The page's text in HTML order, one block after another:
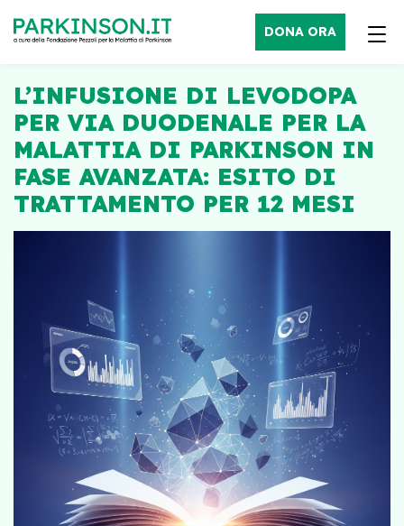
DONA ORA
L’INFUSIONE DI LEVODOPA
PER VIA DUODENALE PER LA
MALATTIA DI PARKINSON IN
FASE AVANZATA: ESITO DI
TRATTAMENTO PER 12 MESI